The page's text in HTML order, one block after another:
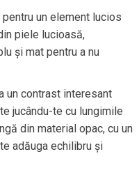
un element lucios
piele lucioasă,
și mat pentru a nu
un contrast interesant
jucându-te cu lungimile
din material opac, cu un
adăuga echilibru și